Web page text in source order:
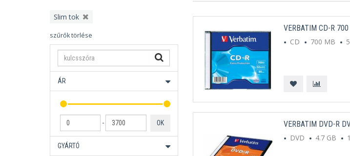
Slim tok
szűrők törlése
ÁR
- OK
GYÁRTÓ
VERBATIM CD-R
CD
700 MB
VERBATIM DVD-R
DVD
4.7 GB